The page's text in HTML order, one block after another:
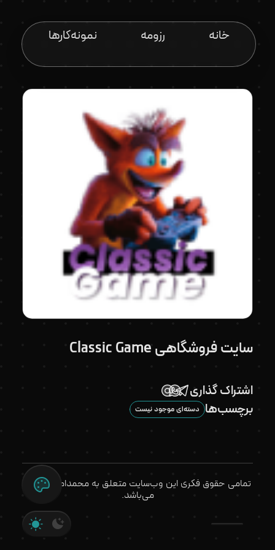
خانه رزومه نمونه‌کارها
سایت فروشگاهی Classic Game
اشتراک گذاری
برچسب‌ها
دسته‌ای موجود نیست
تمامی حقوق فکری این وب‌سایت متعلق به محمدامین نورانی
می‌باشد.